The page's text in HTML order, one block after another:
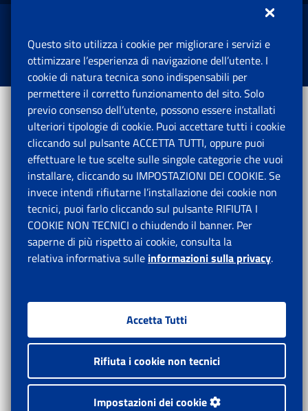
Istituto Nazionale Previdenza Sociale.
Tutti i diritti riservati.
Questo sito utilizza i cookie per migliorare i servizi e
ottimizzare l’esperienza di navigazione dell’utente. I
cookie di natura tecnica sono indispensabili per
permettere il corretto funzionamento del sito. Solo
previo consenso dell’utente, possono essere installati
ulteriori tipologie di cookie. Puoi accettare tutti i cookie
cliccando sul pulsante ACCETTA TUTTI, oppure puoi
effettuare le tue scelte sulle singole categorie che vuoi
installare, cliccando su IMPOSTAZIONI DEI COOKIE. Se
invece intendi rifiutarne l’installazione dei cookie non
tecnici, puoi farlo cliccando sul pulsante RIFIUTA I
COOKIE NON TECNICI o chiudendo il banner. Per
saperne di più rispetto ai cookie, consulta la
relativa informativa sulle informazioni sulla privacy.
Accetta Tutti
Rifiuta i cookie non tecnici
Impostazioni dei cookie